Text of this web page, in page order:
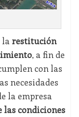
la restitución
, a fin de
con las
necesidades
la empresa
las condiciones